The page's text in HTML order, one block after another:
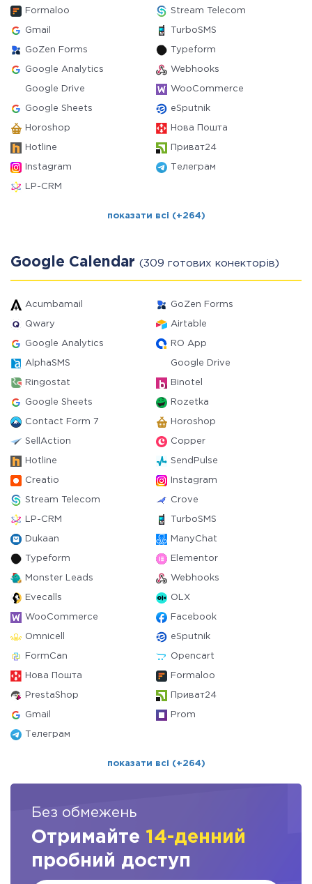
Formaloo Stream Telecom
Gmail TurboSMS
GoZen Forms Typeform
Google Analytics Webhooks
Google Drive WooCommerce
Google Sheets eSputnik
Horoshop Нова Пошта
Hotline Приват24
Instagram Телеграм
LP-CRM
показати всі (+264)
Google Calendar (309 готових конекторів)
Acumbamail GoZen Forms
Qwary Airtable
Google Analytics RO App
AlphaSMS Google Drive
Ringostat Binotel
Google Sheets Rozetka
Contact Form 7 Horoshop
SellAction Copper
Hotline SendPulse
Creatio Instagram
Stream Telecom Crove
LP-CRM TurboSMS
Dukaan ManyChat
Typeform Elementor
Monster Leads Webhooks
Evecalls OLX
WooCommerce Facebook
Omnicell eSputnik
FormCan Opencart
Нова Пошта Formaloo
PrestaShop Приват24
Gmail Prom
Телеграм
показати всі (+264)
Без обмежень
Отримайте 14-денний
пробний доступ